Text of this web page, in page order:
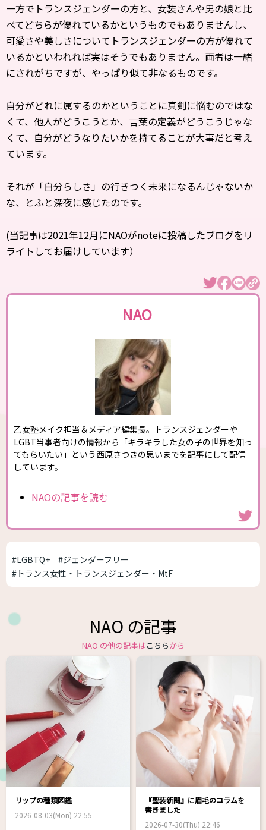
一方でトランスジェンダーの方と、女装さんや男の娘と比
べてどちらが優れているかというものでもありませんし、
可愛さや美しさについてトランスジェンダーの方が優れて
いるかといわれれば実はそうでもありません。両者は一緒
にされがちですが、やっぱり似て非なるものです。
自分がどれに属するのかということに真剣に悩むのではな
くて、他人がどうこうとか、言葉の定義がどうこうじゃな
くて、自分がどうなりたいかを持てることが大事だと考え
ています。
それが「自分らしさ」の行きつく未来になるんじゃないか
な、とふと深夜に感じたのです。
(当記事は2021年12月にNAOがnoteに投稿したブログをリ
ライトしてお届けしています）
NAO
乙女塾メイク担当＆メディア編集長。トランスジェンダーや
LGBT当事者向けの情報から「キラキラした女の子の世界を知っ
てもらいたい」という西原さつきの思いまでを記事にして配信
しています。
NAOの記事を読む
#LGBTQ+
#ジェンダーフリー
#トランス女性・トランスジェンダー・MtF
NAO の記事
NAO の他の記事はこちらから
リップの種類図鑑
2026-08-03(Mon) 22:55
『聖装新聞』に眉毛のコラムを
書きました
2026-07-30(Thu) 22:46